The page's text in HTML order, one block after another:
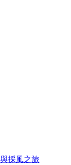
採風之旅